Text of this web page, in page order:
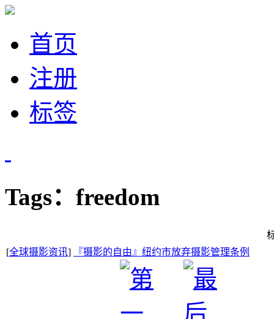
首页
注册
标签
Tags：freedom
[全球摄影资讯] 『摄影的自由』纽约市放弃摄影管理条例